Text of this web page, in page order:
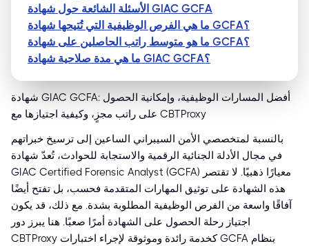
الأسئلة الشائعة حول شهادة GIAC GCFA
ما هي الفرص الوظيفية التي تُتيحها شهادة GCFA؟
ما هو متوسط راتب الحاصلين على شهادة GCFA؟
ما هي مدة صلاحية شهادة GIAC GCFA؟
شهادة GIAC GCFA: أفضل المسارات الوظيفية، وإمكانية الحصول
على راتب مجزٍ، وكيفية اجتيازها مع CBTProxy
بالنسبة لمتخصصي الأمن السيبراني الساعين إلى ترسيخ خبراتهم
في مجال الأدلة الجنائية الرقمية والاستجابة للحوادث، تُعدّ شهادة
GIAC Certified Forensic Analyst (GCFA) معيارًا ذهبيًا. لا تقتصر
هذه الشهادة على توثيق المهارات المتقدمة فحسب، بل تفتح أيضًا
آفاقًا واسعة من الفرص الوظيفية المطلوبة بشدة. مع ذلك، قد يكون
اجتياز رحلة الحصول على الشهادة أمرًا صعبًا. هنا يبرز دور
CBTProxy كخدمة رائدة وموثوقة لإجراء اختبارات GCFA بنظام